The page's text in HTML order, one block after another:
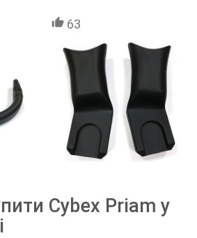
63
Cybex Priam у